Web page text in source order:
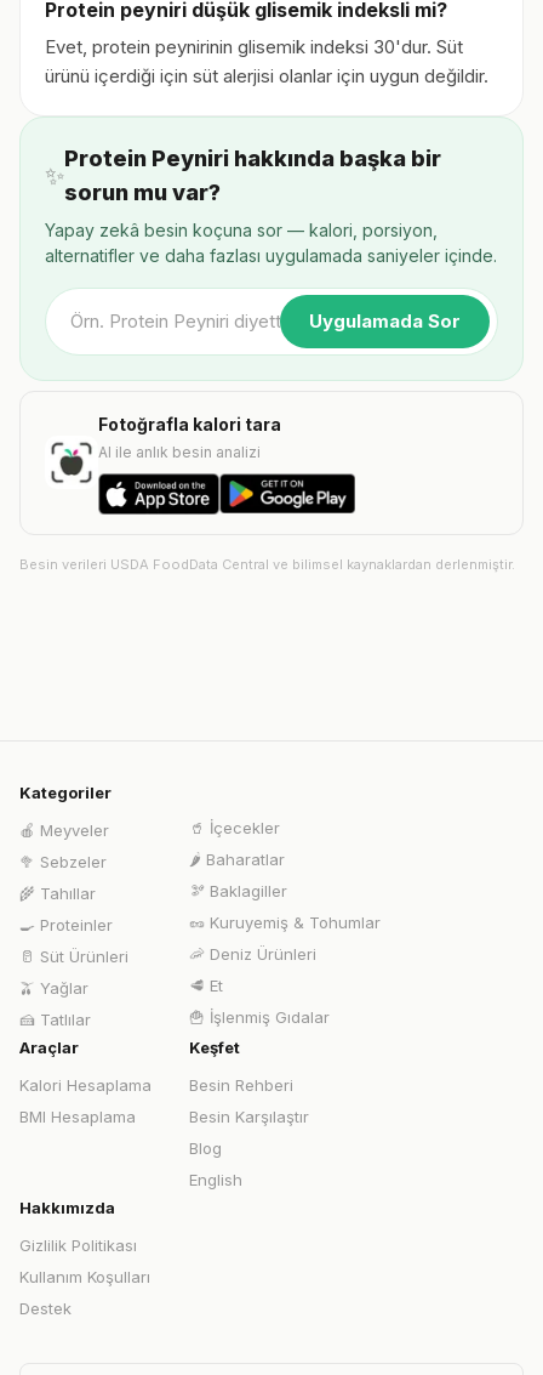
Protein peyniri düşük glisemik indeksli mi?
Evet, protein peynirinin glisemik indeksi 30'dur. Süt
ürünü içerdiği için süt alerjisi olanlar için uygun değildir.
✨
Protein Peyniri hakkında başka bir
sorun mu var?
Yapay zekâ besin koçuna sor — kalori, porsiyon,
alternatifler ve daha fazlası uygulamada saniyeler içinde.
Uygulamada Sor
Fotoğrafla kalori tara
AI ile anlık besin analizi
Besin verileri USDA FoodData Central ve bilimsel kaynaklardan derlenmiştir.
Kategoriler
🍎 Meyveler
🥦 Sebzeler
🌾 Tahıllar
🍳 Proteinler
🥛 Süt Ürünleri
🫒 Yağlar
🍰 Tatlılar
🥤 İçecekler
🌶️ Baharatlar
🫘 Baklagiller
🥜 Kuruyemiş & Tohumlar
🦐 Deniz Ürünleri
🥩 Et
🍟 İşlenmiş Gıdalar
Araçlar
Kalori Hesaplama
BMI Hesaplama
Keşfet
Besin Rehberi
Besin Karşılaştır
Blog
English
Hakkımızda
Gizlilik Politikası
Kullanım Koşulları
Destek